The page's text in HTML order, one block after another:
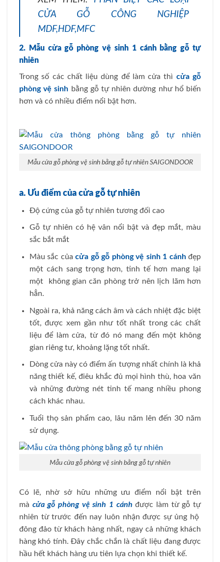
CỬA GỖ CÔNG NGHIỆP
MDF,HDF,MFC
2. Mẫu cửa gỗ phòng vệ sinh 1 cánh bằng gỗ tự
nhiên
Trong số các chất liệu dùng để làm cửa thì cửa gỗ
phòng vệ sinh bằng gỗ tự nhiên dường như hổ biến
hơn và có nhiều điểm nổi bật hơn.
Mẫu cửa gỗ phòng vệ sinh bằng gỗ tự nhiên SAIGONDOOR
a. Ưu điểm của cửa gỗ tự nhiên
Độ cứng của gỗ tự nhiên tương đối cao
Gỗ tự nhiên có hệ vân nổi bật và đẹp mắt, màu
sắc bắt mắt
Màu sắc củacửa gỗ gỗ phòng vệ sinh 1 cánhđẹp
một cách sang trọng hơn, tinh tế hơn mang lại
một không gian căn phòng trở nên lịch lãm hơn
hẳn.
Ngoài ra, khả năng cách âm và cách nhiệt đặc biệt
tốt, được xem gần như tốt nhất trong các chất
liệu để làm cửa, từ đó nó mang đến một không
gian riêng tư, khoảng lặng tốt nhất.
Dòng cửa này có điểm ấn tượng nhất chính là khả
năng thiết kế, điêu khắc đủ mọi hình thù, hoa văn
và những đường nét tinh tế mang nhiều phong
cách khác nhau.
Tuổi thọ sản phẩm cao, lâu năm lên đến 30 năm
sử dụng.
Mẫu cửa gỗ phòng vệ sinh bằng gỗ tự nhiên
Có lẽ, nhờ sở hữu những ưu điểm nổi bật trên
mà cửa gỗ phòng vệ sinh 1 cánh được làm từ gỗ tự
nhiên từ trước đến nay luôn nhận được sự ủng hộ
đông đảo từ khách hàng nhất, ngay cả những khách
hàng khó tính. Đây chắc chắn là chất liệu đang được
hầu hết khách hàng ưu tiên lựa chọn khi thiết kế.